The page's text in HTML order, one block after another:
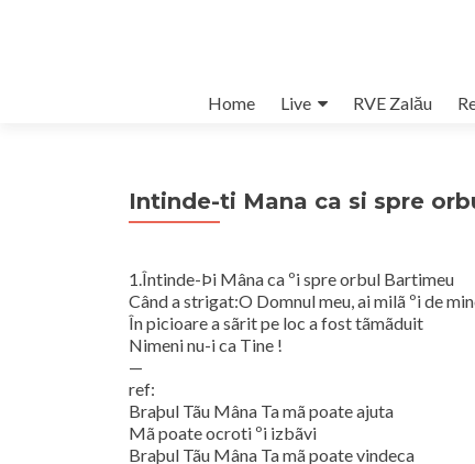
Home Live RVE Zalău
Intinde-ti Mana ca si spre
1.Întinde-Þi Mâna ca ºi spre orbul Bartimeu
Când a strigat:O Domnul meu, ai milã ºi de
În picioare a sãrit pe loc a fost tãmãduit
Nimeni nu-i ca Tine !
—
ref:
Braþul Tãu Mâna Ta mã poate ajuta
Mã poate ocroti ºi izbãvi
Braþul Tãu Mâna Ta mã poate vindeca